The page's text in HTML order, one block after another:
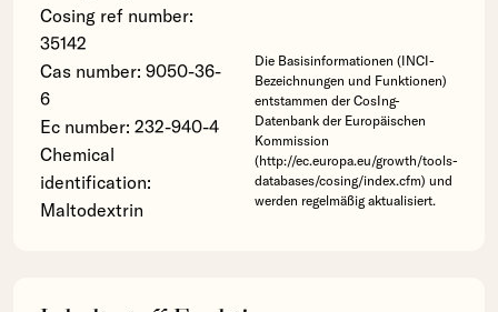
Cosing ref number:
35142
Cas number: 9050-36-
6
Ec number: 232-940-4
Chemical
identification:
Maltodextrin
Die Basisinformationen (INCI-
Bezeichnungen und Funktionen)
entstammen der CosIng-
Datenbank der Europäischen
Kommission
(http://ec.europa.eu/growth/tools-
databases/cosing/index.cfm) und
werden regelmäßig aktualisiert.